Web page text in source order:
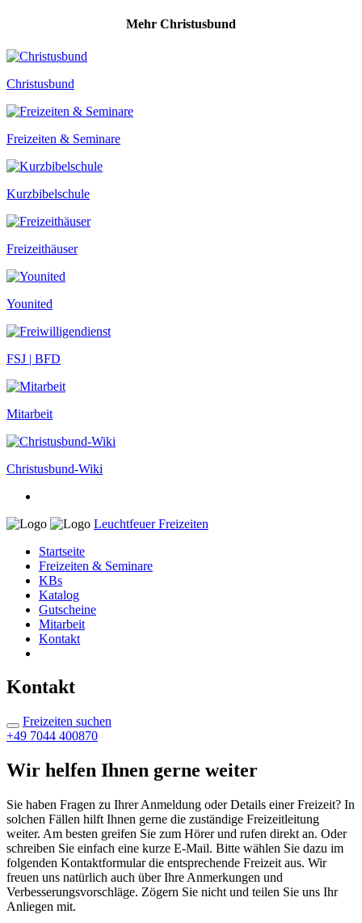
Mehr Christusbund
Christusbund
Freizeiten & Seminare
Kurzbibelschule
Freizeithäuser
Younited
FSJ | BFD
Mitarbeit
Christusbund-Wiki
Leuchtfeuer Freizeiten
Startseite
Freizeiten & Seminare
KBs
Katalog
Gutscheine
Mitarbeit
Kontakt
Kontakt
Freizeiten suchen
+49 7044 400870
Wir helfen Ihnen gerne weiter
Sie haben Fragen zu Ihrer Anmeldung oder Details einer Freizeit? In
solchen Fällen hilft Ihnen gerne die zuständige Freizeitleitung
weiter. Am besten greifen Sie zum Hörer und rufen direkt an. Oder
schreiben Sie einfach eine kurze E-Mail. Bitte wählen Sie dazu im
folgenden Kontaktformular die entsprechende Freizeit aus. Wir
freuen uns natürlich auch über Ihre Anmerkungen und
Verbesserungsvorschläge. Zögern Sie nicht und teilen Sie uns Ihr
Anliegen mit.